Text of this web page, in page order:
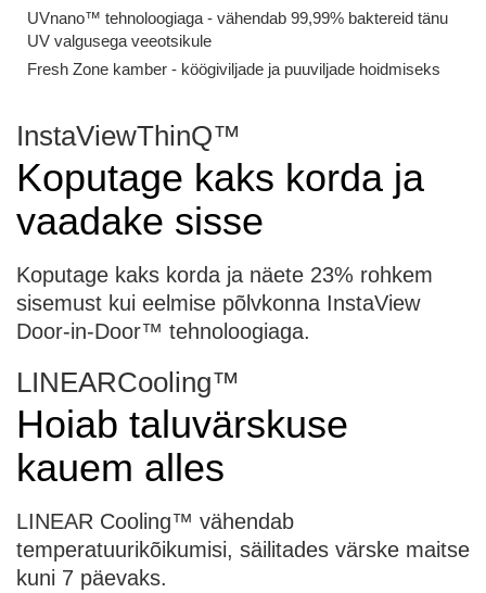
UVnano™️ tehnoloogiaga - vähendab 99,99% baktereid tänu
UV valgusega veeotsikule
Fresh Zone kamber - köögiviljade ja puuviljade hoidmiseks
InstaViewThinQ™
Koputage kaks korda ja
vaadake sisse
Koputage kaks korda ja näete 23% rohkem
sisemust kui eelmise põlvkonna InstaView
Door-in-Door™ tehnoloogiaga.
LINEARCooling™
Hoiab taluvärskuse
kauem alles
LINEAR Cooling™ vähendab
temperatuurikõikumisi, säilitades värske maitse
kuni 7 päevaks.